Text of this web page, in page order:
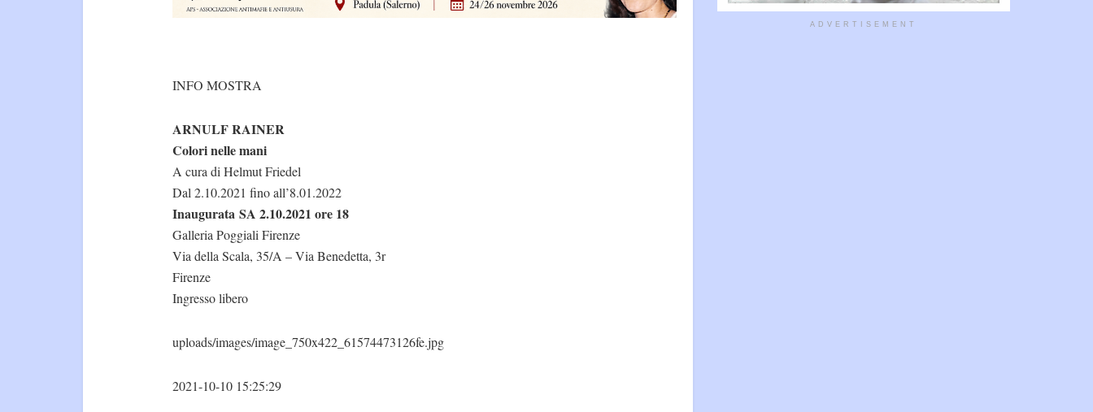
INFO MOSTRA
ARNULF RAINER
Colori nelle mani
A cura di Helmut Friedel
Dal 2.10.2021 fino all’8.01.2022
Inaugurata SA 2.10.2021 ore 18
Galleria Poggiali Firenze
Via della Scala, 35/A – Via Benedetta, 3r
Firenze
Ingresso libero
uploads/images/image_750x422_61574473126fe.jpg
2021-10-10 15:25:29
ADVERTISEMENT